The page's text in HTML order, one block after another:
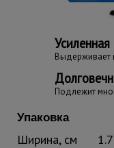
Усиленная
Выдерживает
Подлежит
Упаковка
Ширина, см
1.7